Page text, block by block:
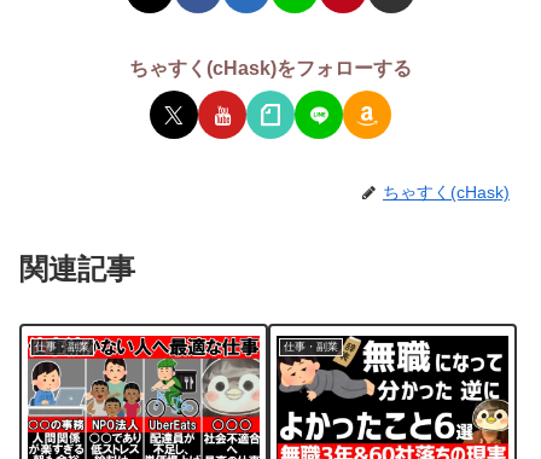
ちゃすく(cHask)をフォローする
ちゃすく(cHask)
関連記事
仕事・副業 仕事・副業